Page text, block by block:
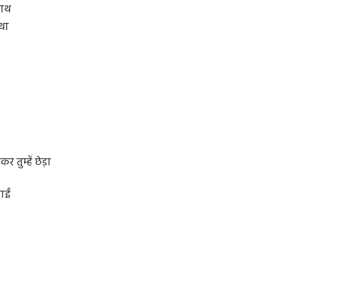
तुम्हें छेड़ा